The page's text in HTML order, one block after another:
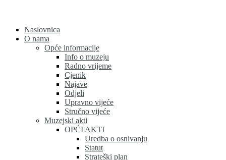
contentNaslovnica
O nama
Opće informacije
Info o muzeju
Radno vrijeme
Cjenik
Najave
Odjeli
Upravno vijeće
Stručno vijeće
Muzejski akti
OPĆI AKTI
Uredba o osnivanju
Statut
Strateški plan